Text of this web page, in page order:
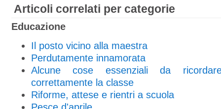
Articoli correlati per categorie
Educazione
Il posto vicino alla maestra
Perdutamente innamorata
Alcune cose essenziali da
correttamente la classe
Riforme, attese e rientri a scuola